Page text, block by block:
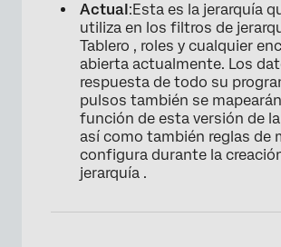
Actual :Esta es la jerarquía
utiliza en los filtros de
Tablero , roles y cualquier
abierta actualmente. Los
respuesta de todo su
pulsos también se
función de esta versión de
así como también reglas de
configura durante la
jerarquía .